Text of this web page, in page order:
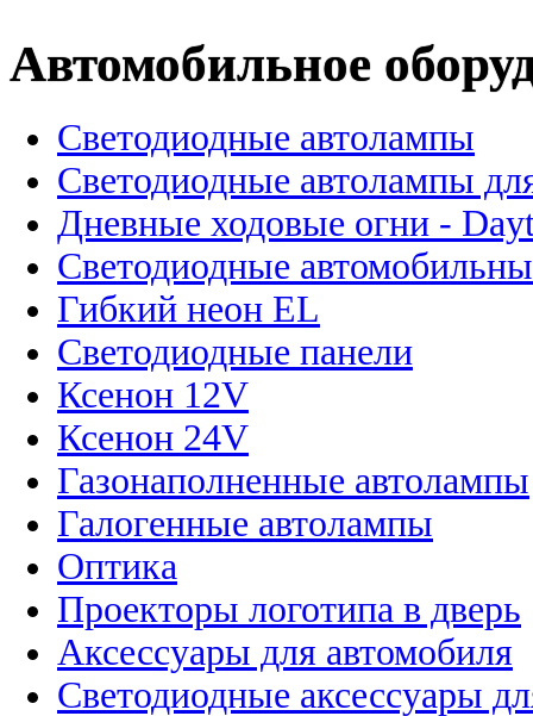
Автомобильное
Светодиодные автолампы
Светодиодные автолампы
Дневные ходовые огни -
Светодиодные
Гибкий неон EL
Светодиодные панели
Ксенон 12V
Ксенон 24V
Газонаполненные автолампы
Галогенные автолампы
Оптика
Проекторы логотипа в дверь
Аксессуары для автомобиля
Светодиодные аксессуары